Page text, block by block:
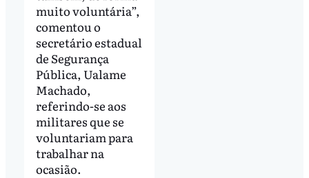
muito voluntária”,
comentou o
secretário estadual
de Segurança
Pública, Ualame
Machado,
referindo-se aos
militares que se
voluntariam para
trabalhar na
ocasião.